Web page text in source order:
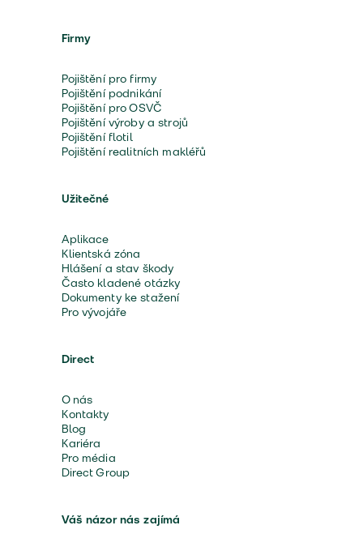
Firmy
Pojištění pro firmy
Pojištění podnikání
Pojištění pro OSVČ
Pojištění výroby a strojů
Pojištění flotil
Pojištění realitních makléřů
Užitečné
Aplikace
Klientská zóna
Hlášení a stav škody
Často kladené otázky
Dokumenty ke stažení
Pro vývojáře
Direct
O nás
Kontakty
Blog
Kariéra
Pro média
Direct Group
Váš názor nás zajímá